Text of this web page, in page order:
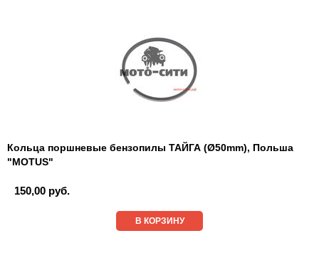
Кольца поршневые бензопилы ТАЙГА (Ø50mm), Польша
"MOTUS"
150,00 руб.
В КОРЗИНУ